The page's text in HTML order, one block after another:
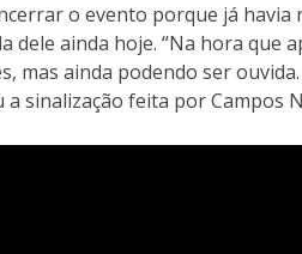
o evento porque já havia
ainda hoje. “Na hora que
mas ainda podendo ser
sinalização feita por Campos